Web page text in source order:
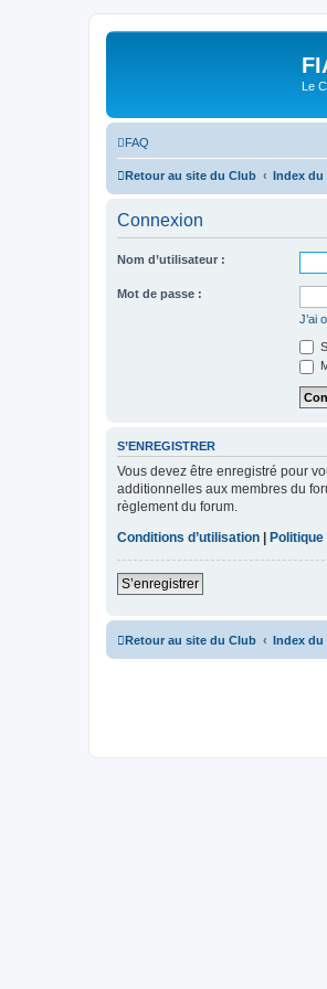
Le
FAQ
Retour au site du Club Index du
Connexion
Nom d’utilisateur :
Mot de passe :
J’ai
S’ENREGISTRER
Vous devez être enregistré pour
additionnelles aux membres du
règlement du forum.
Conditions d’utilisation
S’enregistrer
Retour au site du Club Index